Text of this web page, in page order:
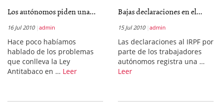
Los autónomos piden una...
16 Jul 2010 admin
Hace poco habíamos
hablado de los problemas
que conlleva la Ley
Antitabaco en … Leer
Bajas declaraciones en el...
15 Jul 2010 admin
Las declaraciones al IRPF por
parte de los trabajadores
autónomos registra una …
Leer